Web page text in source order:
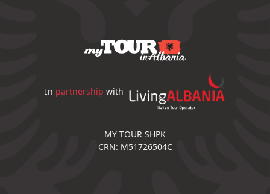
In partnership with
MY TOUR SHPK
CRN: M51726504C